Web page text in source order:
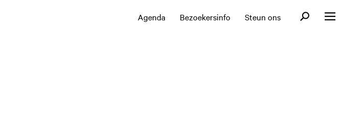
Agenda Bezoekersinfo Steun ons OpenOpen menu